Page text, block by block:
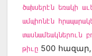
ծախսերէն եռակի
ամպիոնէն
տասնամեակներուն
թիւը 500